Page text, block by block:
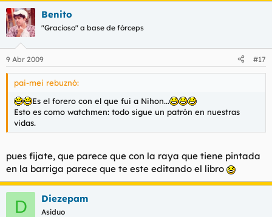
Benito
"Gracioso" a base de fórceps
9 Abr 2009 #17
pai-mei rebuznó:
Es el forero con el que fui a Nihon...
Esto es como watchmen: todo sigue un patrón en nuestras
vidas.
pues fijate, que parece que con la raya que tiene pintada
en la barriga parece que te este editando el libro
D Diezepam
Asiduo